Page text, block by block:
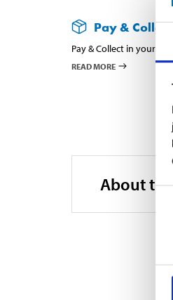
Pay & Collect
Pay & Collect in your
READ MORE
About